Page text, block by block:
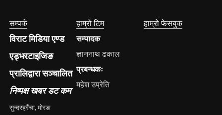
सम्पर्क
विराट मिडिया एण्ड
एड्भरटाइजिङ
प्रालिद्वारा सञ्चालित
निष्पक्ष खबर डट कम
सुन्दरहरैँचा, मोरङ
हाम्रो टिम
सम्पादक
ज्ञाननाथ ढकाल
प्रबन्धकः
महेश उप्रेति
हाम्रो फेसबुक